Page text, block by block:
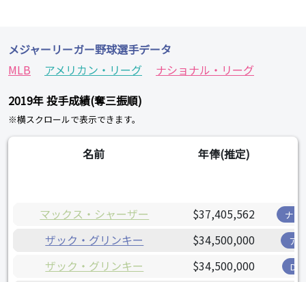
メジャーリーガー野球選手データ
MLB
アメリカン・リーグ
ナショナル・リーグ
2019年 投手成績(奪三振順)
※横スクロールで表示できます。
名前 年俸(推定)
マックス・シャーザー $37,405,562 ナシ
ザック・グリンキー $34,500,000 ア
ザック・グリンキー $34,500,000 D